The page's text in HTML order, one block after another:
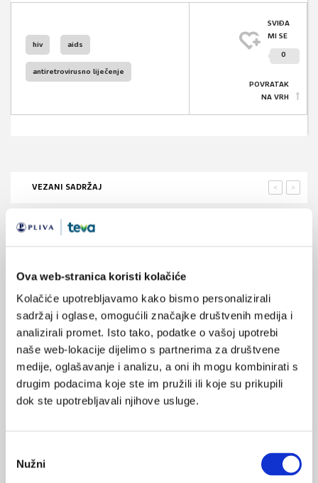
Ova web-stranica koristi kolačiće
Kolačiće upotrebljavamo kako bismo personalizirali
sadržaj i oglase, omogućili značajke društvenih medija i
analizirali promet. Isto tako, podatke o vašoj upotrebi
naše web-lokacije dijelimo s partnerima za društvene
medije, oglašavanje i analizu, a oni ih mogu kombinirati s
drugim podacima koje ste im pružili ili koje su prikupili
dok ste upotrebljavali njihove usluge.
pristanka
Nužni
hiv aids
antiretrovirusno liječenje
SVIĐA
MI SE
0
POVRATAK
NA VRH
VEZANI SADRŽAJ >
<
STD klinika za muškarce - jesu li rezultati opravdali
06.08.2015.
Molekularna heterogenost HIV-a
14.03.2015.
Liječenje dislipidemije kod pacijenata s HIV-om
12.02.2015.
Novosti o urogenitalnim i spolno prenosivim
Ovisnost o heroinu